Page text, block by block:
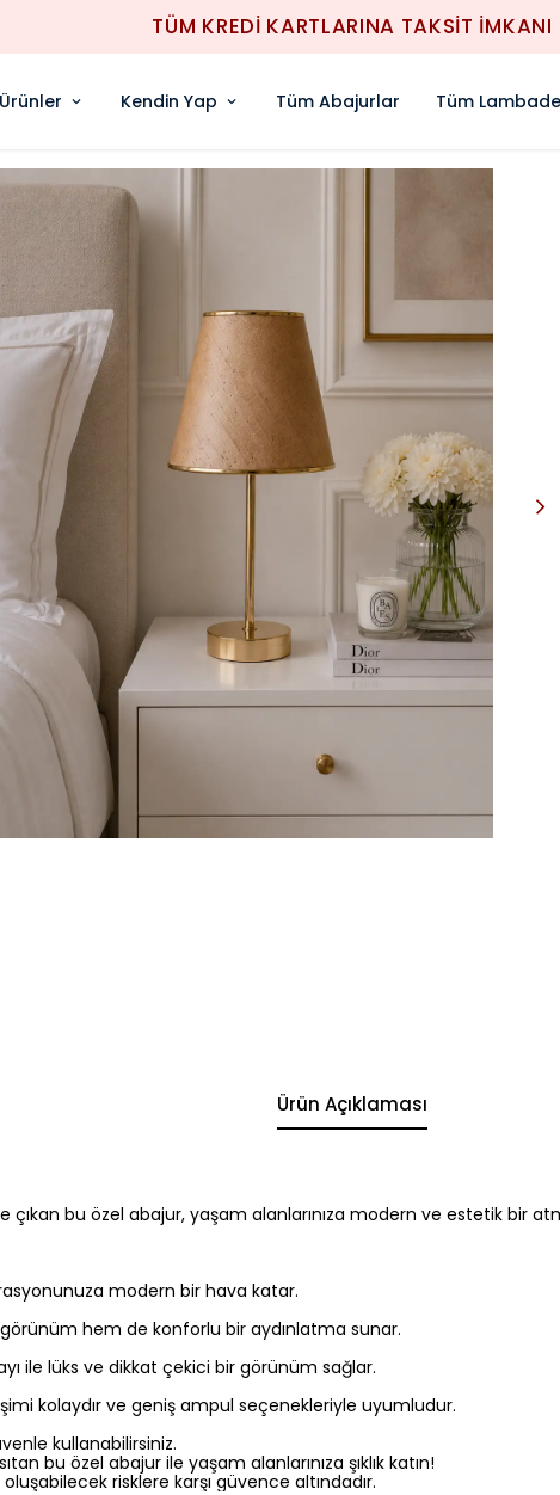
1000TL ÜZERİ ÜCRETSİZ KARGO
Ürünler Kendin Yap Tüm Abajurlar Tüm
Ürün Açıklaması
çıkan bu özel abajur, yaşam alanlarınıza modern ve estetik bir
modern bir hava katar.
hem de konforlu bir aydınlatma sunar.
ile lüks ve dikkat çekici bir görünüm sağlar.
kolaydır ve geniş ampul seçenekleriyle uyumludur.
kullanabilirsiniz.
bu özel abajur ile yaşam alanlarınıza şıklık katın!
risklere karşı güvence altındadır.